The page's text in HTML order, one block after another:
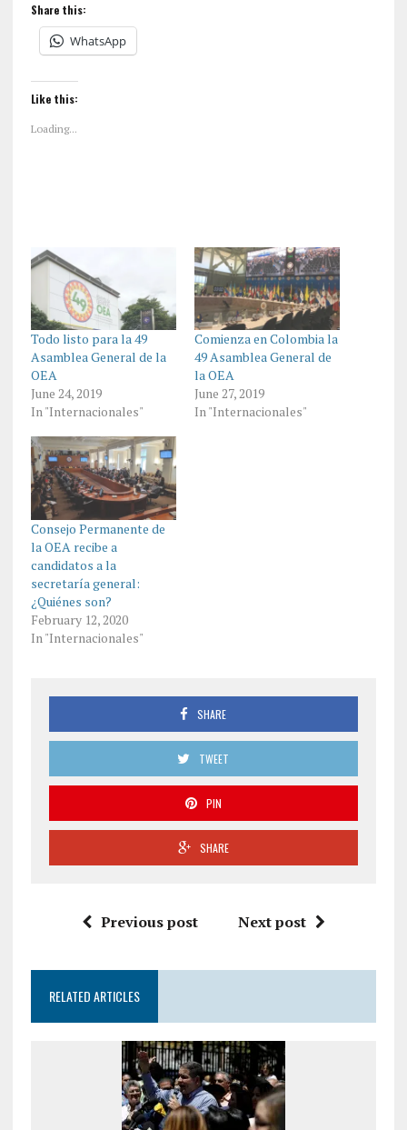
Share this:
WhatsApp
Like this:
Loading...
Todo listo para la 49
Asamblea General de la
OEA
June 24, 2019
In "Internacionales"
Comienza en Colombia la
49 Asamblea General de
la OEA
June 27, 2019
In "Internacionales"
Consejo Permanente de
la OEA recibe a
candidatos a la
secretaría general:
¿Quiénes son?
February 12, 2020
In "Internacionales"
SHARE
TWEET
PIN
SHARE
Previous post Next post
RELATED ARTICLES